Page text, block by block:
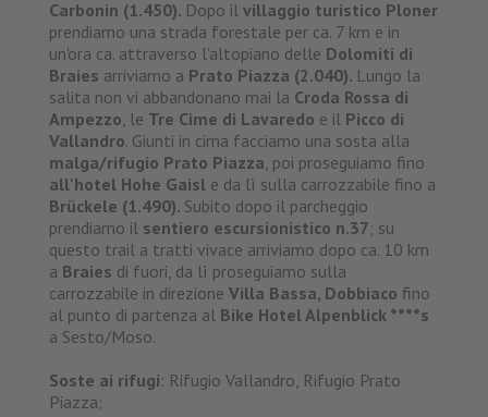
Carbonin (1.450). Dopo il villaggio turistico Ploner
prendiamo una strada forestale per ca. 7 km e in
un'ora ca. attraverso l'altopiano delle Dolomiti di
Braies arriviamo a Prato Piazza (2.040). Lungo la
salita non vi abbandonano mai la Croda Rossa di
Ampezzo , le Tre Cime di Lavaredo e il Picco di
Vallandro. Giunti in cima facciamo una sosta alla
malga/rifugio Prato Piazza , poi proseguiamo fino
all'hotel Hohe Gaisl e da lì sulla carrozzabile fino a
Brückele (1.490). Subito dopo il parcheggio
prendiamo il sentiero escursionistico n.37; su
questo trail a tratti vivace arriviamo dopo ca. 10 km
a Braies di fuori, da lì proseguiamo sulla
carrozzabile in direzione Villa Bassa, Dobbiaco fino
al punto di partenza al Bike Hotel Alpenblick ****s
a Sesto/Moso.
Soste ai rifugi: Rifugio Vallandro, Rifugio Prato
Piazza;